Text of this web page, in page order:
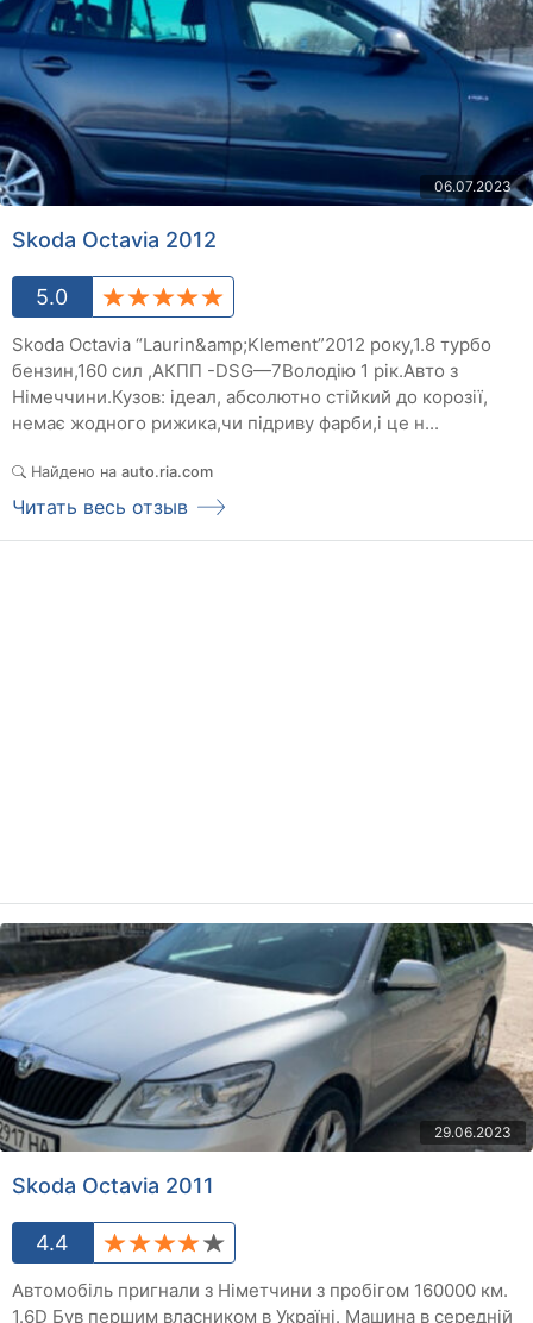
06.07.2023
Skoda Octavia 2012
5.0
Skoda Octavia “Laurin&amp;Klement”2012 року,1.8 турбо
бензин,160 сил ,АКПП -DSG—7Володію 1 рік.Авто з
Німеччини.Кузов: ідеал, абсолютно стійкий до корозії,
немає жодного рижика,чи підриву фарби,і це н...
Найдено на auto.ria.com
Читать весь отзыв
29.06.2023
Skoda Octavia 2011
4.4
Автомобіль пригнали з Німетчини з пробігом 160000 км.
1.6D Був першим власником в Україні. Машина в середній